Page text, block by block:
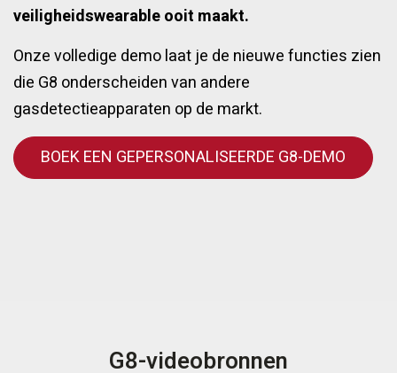
veiligheidswearable ooit maakt.
Onze volledige demo laat je de nieuwe functies zien
die G8 onderscheiden van andere
gasdetectieapparaten op de markt.
BOEK EEN GEPERSONALISEERDE G8-DEMO
G8-videobronnen